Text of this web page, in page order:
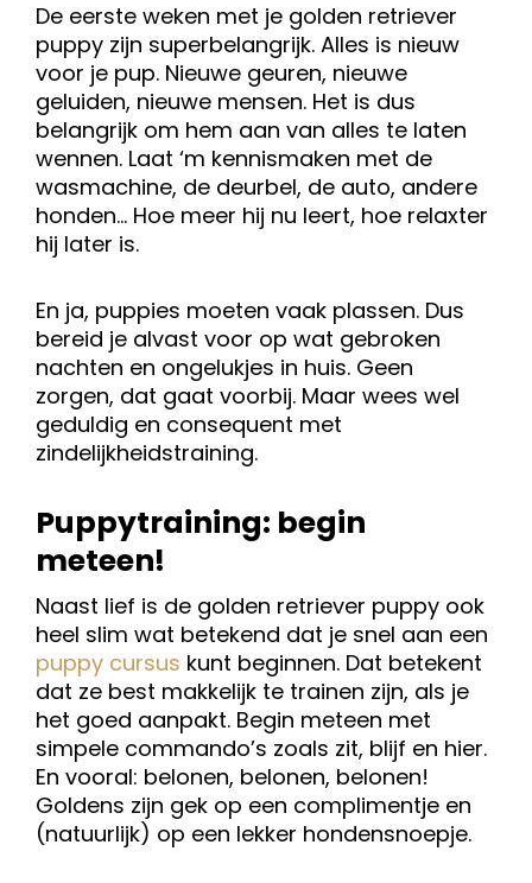
De eerste weken met je golden retriever
puppy zijn superbelangrijk. Alles is nieuw
voor je pup. Nieuwe geuren, nieuwe
geluiden, nieuwe mensen. Het is dus
belangrijk om hem aan van alles te laten
wennen. Laat ‘m kennismaken met de
wasmachine, de deurbel, de auto, andere
honden… Hoe meer hij nu leert, hoe relaxter
hij later is.
En ja, puppies moeten vaak plassen. Dus
bereid je alvast voor op wat gebroken
nachten en ongelukjes in huis. Geen
zorgen, dat gaat voorbij. Maar wees wel
geduldig en consequent met
zindelijkheidstraining.
Puppytraining: begin
meteen!
Naast lief is de golden retriever puppy ook
heel slim wat betekend dat je snel aan een
puppy cursus kunt beginnen. Dat betekent
dat ze best makkelijk te trainen zijn, als je
het goed aanpakt. Begin meteen met
simpele commando’s zoals zit, blijf en hier.
En vooral: belonen, belonen, belonen!
Goldens zijn gek op een complimentje en
(natuurlijk) op een lekker hondensnoepje.